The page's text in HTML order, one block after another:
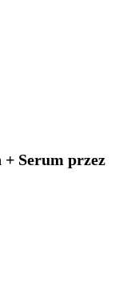
+ Serum przez